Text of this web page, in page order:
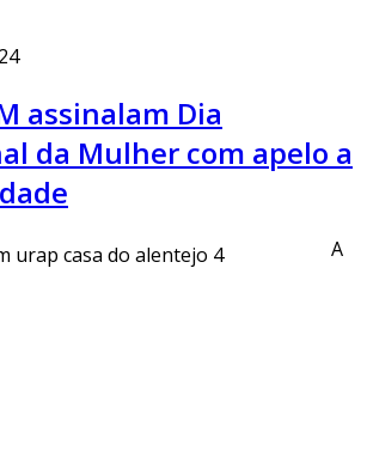
assinalam Dia
da Mulher com apelo a
A